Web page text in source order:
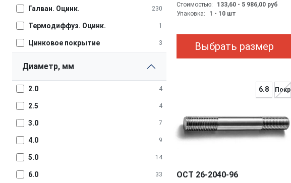
Стоимостью:
133,60 - 5 986,00 руб
Упаковка:
1 - 10 шт
Выбрать размер
6.8 Покр
ОСТ 26-2040-96
Галван. Оцинк. 230
Термодиффуз. Оцинк. 1
Цинковое покрытие 3
Диаметр, мм
2.0 4
2.5 4
3.0 7
4.0 9
5.0 14
6.0 33